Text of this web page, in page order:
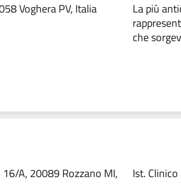
Voghera PV, Italia
La più
che
A, 20089 Rozzano MI,
Ist.